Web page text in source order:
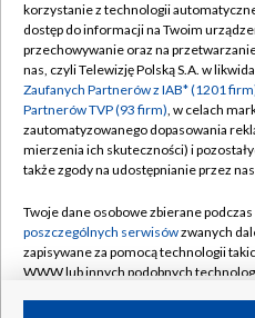
Abonament TVP
Emisja w TVP
Centrum informacji TVP
Naziemna Telewizja
Rada Programowa
System NOS
Informacje o nadawcy
Polityka
Moje
korzystanie z technologii
dostęp do informacji na Twoim
przechowywanie oraz na
nas, czyli Telewizję Polską S.A. w
Zaufanych Partnerów z IAB* (1201
Partnerów TVP (93 firm), w celach
zautomatyzowanego dopasowania
mierzenia ich skuteczności) i
także zgody na udostępnianie przez
Twoje dane osobowe zbierane
poszczególnych serwisówzwanych
zapisywane za pomocą technologii
WWW lub innych podobnych